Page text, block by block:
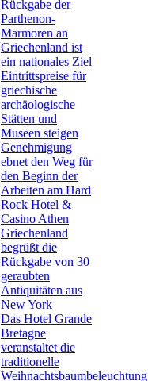
Rückgabe der
Parthenon-
Marmoren an
Griechenland ist
ein nationales Ziel
Eintrittspreise für
griechische
archäologische
Stätten und
Museen steigen
Genehmigung
ebnet den Weg für
den Beginn der
Arbeiten am Hard
Rock Hotel &
Casino Athen
Griechenland
begrüßt die
Rückgabe von 30
geraubten
Antiquitäten aus
New York
Das Hotel Grande
Bretagne
veranstaltet die
traditionelle
Weihnachtsbaumbeleuchtung